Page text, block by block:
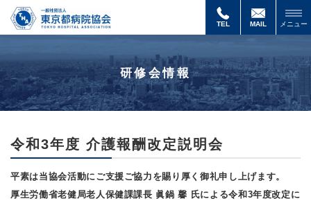
TEL MAIL メニュー
研修会情報
令和3年度 介護報酬改定説明会
平素は当協会活動にご支援ご協力を賜り厚く御礼申し上げます。
厚生労働省老健局老人保健課課長 眞鍋 馨 氏による令和3年度改定に